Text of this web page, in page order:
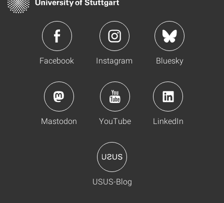
Facebook Instagram Bluesky
Mastodon YouTube LinkedIn
USUS-Blog